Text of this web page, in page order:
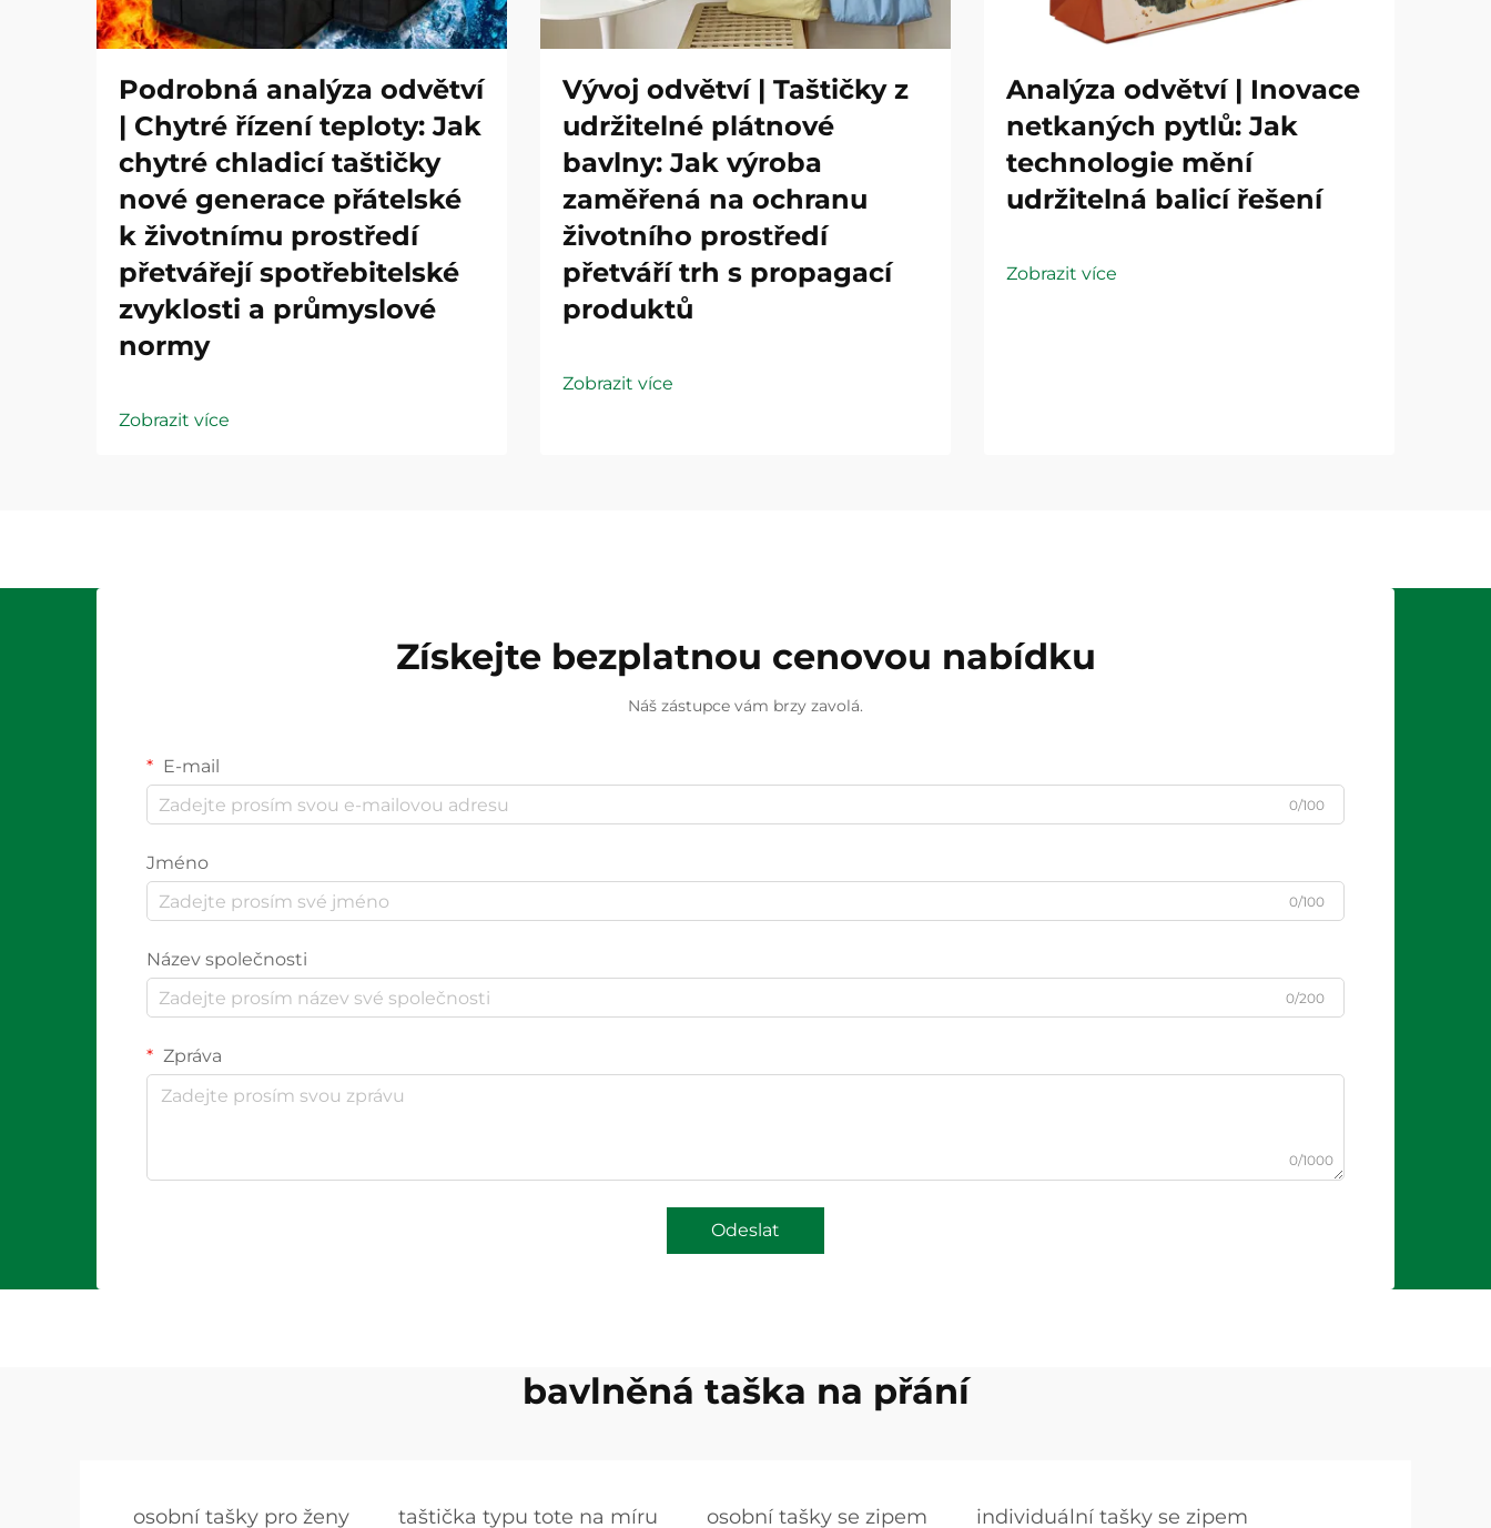
Podrobná analýza odvětví
| Chytré řízení teploty: Jak
chytré chladicí taštičky
nové generace přátelské
k životnímu prostředí
přetvářejí spotřebitelské
zvyklosti a průmyslové
normy
Zobrazit více
Vývoj odvětví | Taštičky z
udržitelné plátnové
bavlny: Jak výroba
zaměřená na ochranu
životního prostředí
přetváří trh s propagací
produktů
Zobrazit více
Analýza odvětví | Inovace
netkaných pytlů: Jak
technologie mění
udržitelná balicí řešení
Zobrazit více
Získejte bezplatnou cenovou nabídku
Náš zástupce vám brzy zavolá.
E-mail
0/100
Jméno
0/100
Název společnosti
0/200
Zpráva
0/1000
Odeslat
bavlněná taška na přání
osobní tašky pro ženy taštička typu tote na míru osobní tašky se zipem individuální tašky se zipem